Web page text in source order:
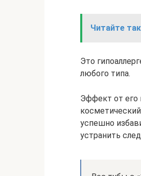
Читайте
Это
любого типа.
Эффект от его
успешно
устранить